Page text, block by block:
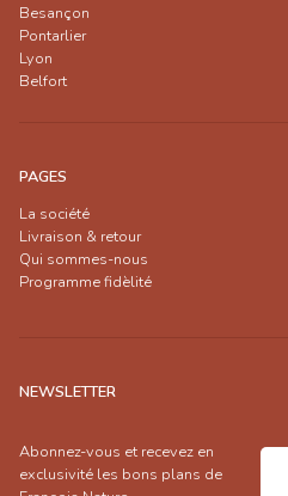
Besançon
Pontarlier
Lyon
Belfort
PAGES
La société
Livraison & retour
Qui sommes-nous
Programme fidèlité
NEWSLETTER
Abonnez-vous et recevez en
exclusivité les bons plans de